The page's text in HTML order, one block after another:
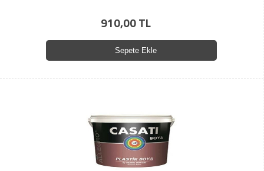
910,00 TL
Sepete Ekle